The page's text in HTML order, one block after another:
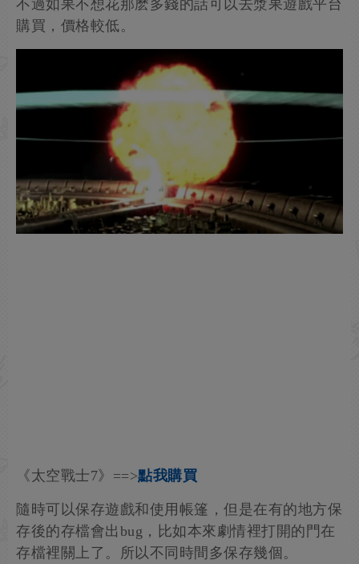
不過如果不想花那麽多錢的話可以去漿果遊戲平台
購買，價格較低。
《太空戰士7》==>點我購買
隨時可以保存遊戲和使用帳篷，但是在有的地方保
存後的存檔會出bug，比如本來劇情裡打開的門在
存檔裡關上了。所以不同時間多保存幾個。